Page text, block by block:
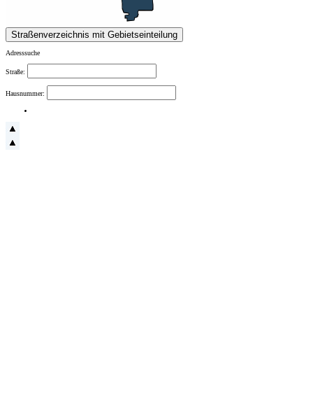
Adresssuche
Straße:
Hausnummer: